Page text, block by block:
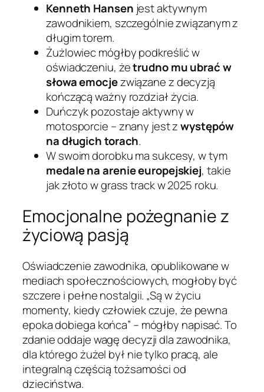
Kenneth Hansen jest aktywnym
zawodnikiem, szczególnie związanym z
długim torem.
Żużlowiec mógłby podkreślić w
oświadczeniu, żetrudno mu ubrać w
słowa emocjezwiązane z decyzją
kończącą ważny rozdział życia.
Duńczyk pozostaje aktywny w
motosporcie – znany jest zwystępów
na długich torach.
W swoim dorobku ma sukcesy, w tym
medale na arenie europejskiej, takie
jak złoto w grass track w 2025 roku.
Emocjonalne pożegnanie z
życiową pasją
Oświadczenie zawodnika, opublikowane w
mediach społecznościowych, mogłoby być
szczere i pełne nostalgii. „Są w życiu
momenty, kiedy człowiek czuje, że pewna
epoka dobiega końca” – mógłby napisać. To
zdanie oddaje wagę decyzji dla zawodnika,
dla którego żużel był nie tylko pracą, ale
integralną częścią tożsamości od
dzieciństwa.